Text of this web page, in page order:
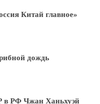
Китай главное»
дождь
в РФ Чжан Ханьхуэй